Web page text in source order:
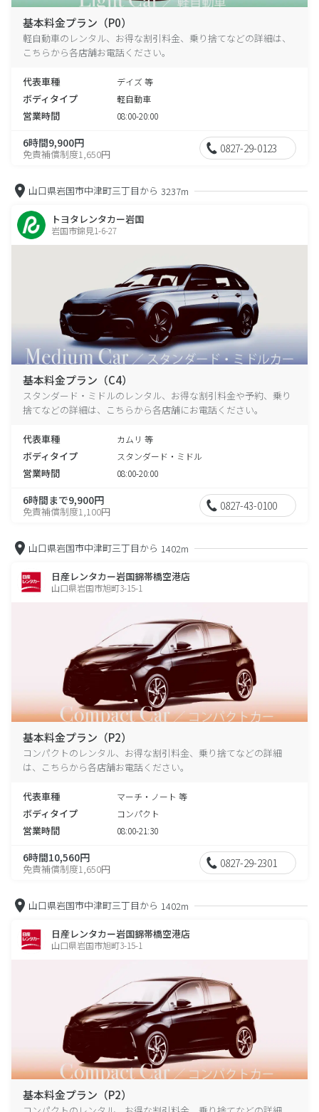
基本料金プラン（P0）
軽自動車のレンタル、お得な割引料金、乗り捨てなどの詳細は、
こちらから各店舗お電話ください。
代表車種 デイズ 等
ボディタイプ 軽自動車
営業時間 08:00-20:00
6時間9,900円
免責補償制度1,650円 0827-29-0123
山口県岩国市中津町三丁目から 3237m
トヨタレンタカー岩国
岩国市錦見1-6-27
基本料金プラン（C4）
スタンダード・ミドルのレンタル、お得な割引料金や予約、乗り
捨てなどの詳細は、こちらから各店舗にお電話ください。
代表車種 カムリ 等
ボディタイプ スタンダード・ミドル
営業時間 08:00-20:00
6時間まで9,900円
免責補償制度1,100円 0827-43-0100
山口県岩国市中津町三丁目から 1402m
日産レンタカー岩国錦帯橋空港店
山口県岩国市旭町3-15-1
基本料金プラン（P2）
コンパクトのレンタル、お得な割引料金、乗り捨てなどの詳細
は、こちらから各店舗お電話ください。
代表車種 マーチ・ノート 等
ボディタイプ コンパクト
営業時間 08:00-21:30
6時間10,560円
免責補償制度1,650円 0827-29-2301
山口県岩国市中津町三丁目から 1402m
日産レンタカー岩国錦帯橋空港店
山口県岩国市旭町3-15-1
基本料金プラン（P2）